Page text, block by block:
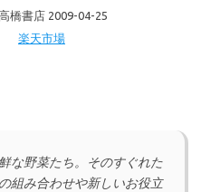
橋書店 2009-04-25
楽天市場
な野菜たち。そのすぐれた
組み合わせや新しいお役立